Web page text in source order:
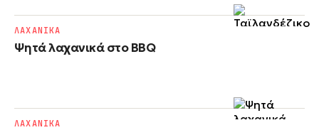
Ψητά λαχανικά στο BBQ
ΛΑΧΑΝΙΚΑ
ΛΑΧΑΝΙΚΑ